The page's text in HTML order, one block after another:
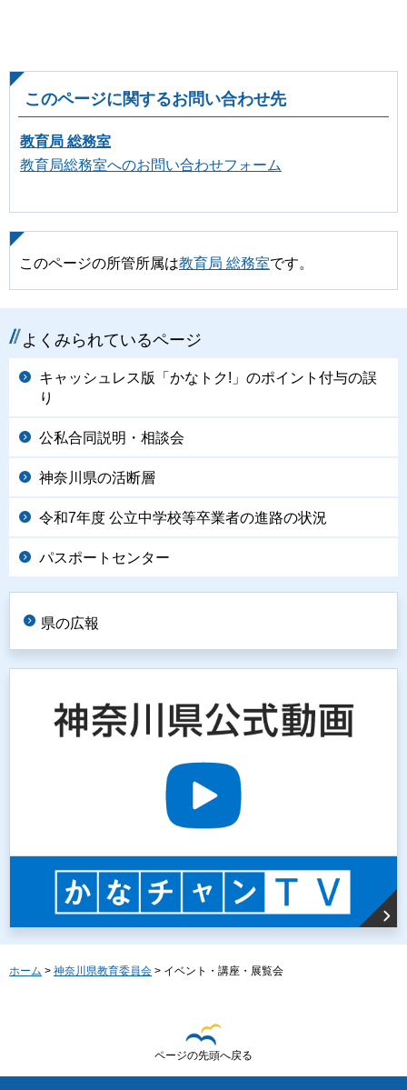
このページに関するお問い合わせ先
教育局 総務室
教育局総務室へのお問い合わせフォーム
このページの所管所属は教育局 総務室です。
よくみられているページ
キャッシュレス版「かなトク!」のポイント付与の誤
り
公私合同説明・相談会
神奈川県の活断層
令和7年度 公立中学校等卒業者の進路の状況
パスポートセンター
県の広報
ホーム > 神奈川県教育委員会 > イベント・講座・展覧会
ページの先頭へ戻る